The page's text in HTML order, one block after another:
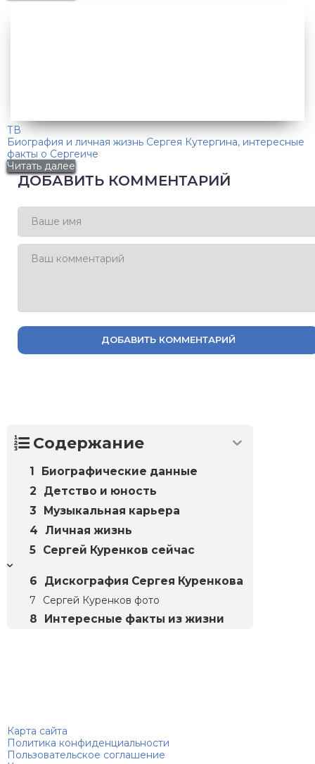
ТВ
Биография и личная жизнь Сергея Кутергина, интересные
факты о Сергеиче
Читать далее
ДОБАВИТЬ КОММЕНТАРИЙ
ДОБАВИТЬ КОММЕНТАРИЙ
Содержание
Биографические данные
Детство и юность
Музыкальная карьера
Личная жизнь
Сергей Куренков сейчас
Дискография Сергея Куренкова
Сергей Куренков фото
Интересные факты из жизни
Карта сайта
Политика конфиденциальности
Пользовательское соглашение